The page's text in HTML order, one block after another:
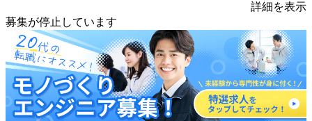
詳細を表示
募集が停止しています